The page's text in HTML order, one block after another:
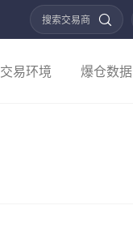
搜索交易商
交易环境 爆仓数据